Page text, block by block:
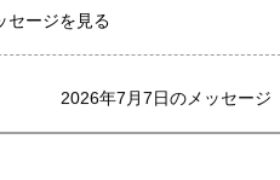
セージを見る
2026年7月7日のメッセージ